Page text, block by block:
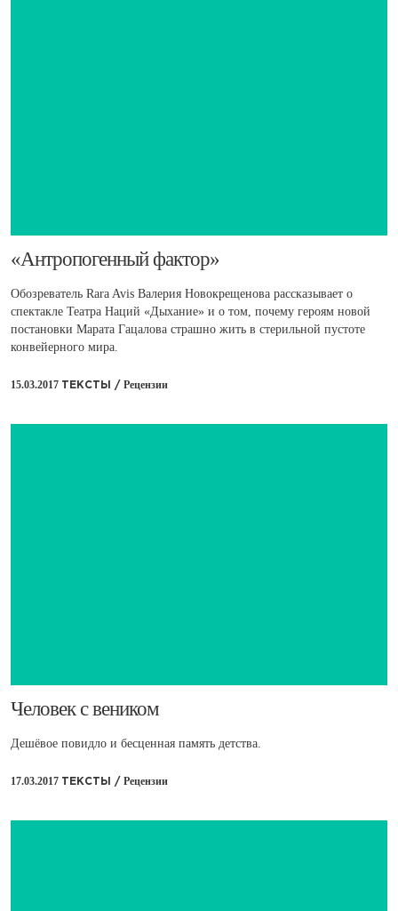
​«Антропогенный фактор»
Обозреватель Rara Avis Валерия Новокрещенова рассказывает о
спектакле Театра Наций «Дыхание» и о том, почему героям новой
постановки Марата Гацалова страшно жить в стерильной пустоте
конвейерного мира.
15.03.2017 ТЕКСТЫ / Рецензии
​Человек с веником
Дешёвое повидло и бесценная память детства.
17.03.2017 ТЕКСТЫ / Рецензии